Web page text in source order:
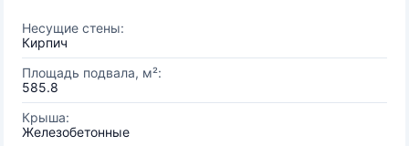
Несущие стены:
Кирпич
Площадь подвала, м²:
585.8
Крыша:
Железобетонные